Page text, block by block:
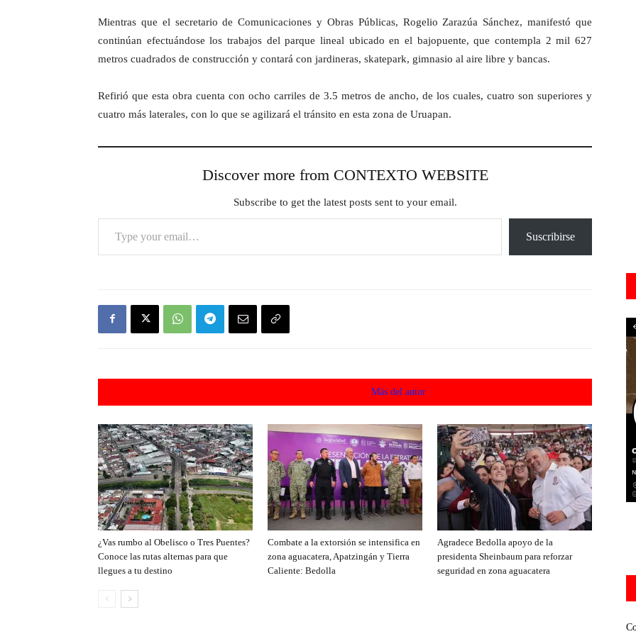
Mientras que el secretario de Comunicaciones y Obras Públicas, Rogelio Zarazúa Sánchez, manifestó que
continúan efectuándose los trabajos del parque lineal ubicado en el bajopuente, que contempla 2 mil 627
metros cuadrados de construcción y contará con jardineras, skatepark, gimnasio al aire libre y bancas.
Refirió que esta obra cuenta con ocho carriles de 3.5 metros de ancho, de los cuales, cuatro son superiores y
cuatro más laterales, con lo que se agilizará el tránsito en esta zona de Uruapan.
Discover more from CONTEXTO WEBSITE
Subscribe to get the latest posts sent to your email.
Type your email…
Suscribirse
Más del autor
¿Vas rumbo al Obelisco o Tres Puentes?
Conoce las rutas alternas para que
llegues a tu destino
Combate a la extorsión se intensifica en
zona aguacatera, Apatzingán y Tierra
Caliente: Bedolla
Agradece Bedolla apoyo de la
presidenta Sheinbaum para reforzar
seguridad en zona aguacatera